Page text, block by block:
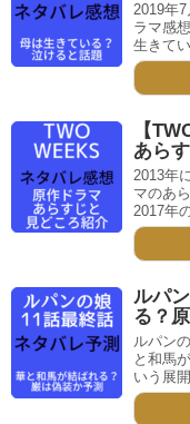
2019年
ラマ感
生きて
【
あら
2013年
マのあ
2017年
ルパ
る？
ルパン
と和馬
いう展